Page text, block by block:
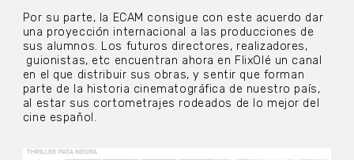
Por su parte, la ECAM consigue con este acuerdo dar
una proyección internacional a las producciones de
sus alumnos. Los futuros directores, realizadores,
guionistas, etc encuentran ahora en FlixOlé un canal
en el que distribuir sus obras, y sentir que forman
parte de la historia cinematográfica de nuestro país,
al estar sus cortometrajes rodeados de lo mejor del
cine español.